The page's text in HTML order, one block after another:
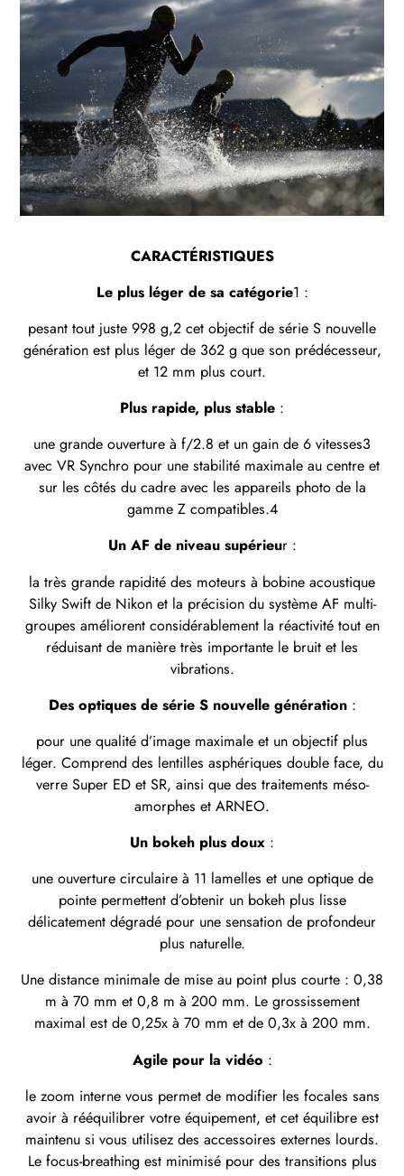
CARACTÉRISTIQUES
Le plus léger de sa catégorie1 :
pesant tout juste 998 g,2 cet objectif de série S nouvelle
génération est plus léger de 362 g que son prédécesseur,
et 12 mm plus court.
Plus rapide, plus stable :
une grande ouverture à f/2.8 et un gain de 6 vitesses3
avec VR Synchro pour une stabilité maximale au centre et
sur les côtés du cadre avec les appareils photo de la
gamme Z compatibles.4
Un AF de niveau supérieur :
la très grande rapidité des moteurs à bobine acoustique
Silky Swift de Nikon et la précision du système AF multi-
groupes améliorent considérablement la réactivité tout en
réduisant de manière très importante le bruit et les
vibrations.
Des optiques de série S nouvelle génération:
pour une qualité d’image maximale et un objectif plus
léger. Comprend des lentilles asphériques double face, du
verre Super ED et SR, ainsi que des traitements méso-
amorphes et ARNEO.
Un bokeh plus doux :
une ouverture circulaire à 11 lamelles et une optique de
pointe permettent d’obtenir un bokeh plus lisse
délicatement dégradé pour une sensation de profondeur
plus naturelle.
Une distance minimale de mise au point plus courte : 0,38
m à 70 mm et 0,8 m à 200 mm. Le grossissement
maximal est de 0,25x à 70 mm et de 0,3x à 200 mm.
Agile pour la vidéo :
le zoom interne vous permet de modifier les focales sans
avoir à rééquilibrer votre équipement, et cet équilibre est
maintenu si vous utilisez des accessoires externes lourds.
Le focus-breathing est minimisé pour des transitions plus